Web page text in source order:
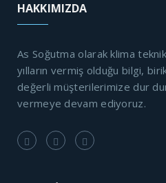
HAKKIMIZDA
As Soğutma olarak klima
yılların vermiş olduğu bilgi,
değerli müşterilerimize dur
vermeye devam ediyoruz.